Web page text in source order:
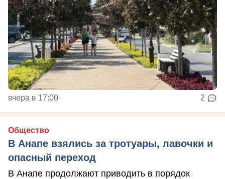
вчера в 17:00 2
Общество
В Анапе взялись за тротуары, лавочки и
опасный переход
В Анапе продолжают приводить в порядок